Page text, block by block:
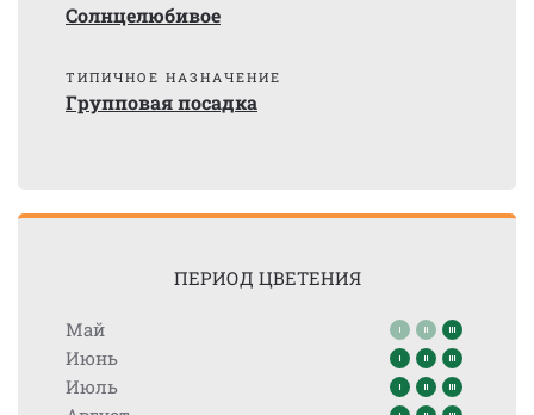
Солнцелюбивое
ТИПИЧНОЕ НАЗНАЧЕНИЕ
Групповая посадка
ПЕРИОД ЦВЕТЕНИЯ
Май
Июнь
Июль